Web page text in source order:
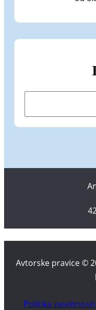
Avtorske pravice ©
Politika